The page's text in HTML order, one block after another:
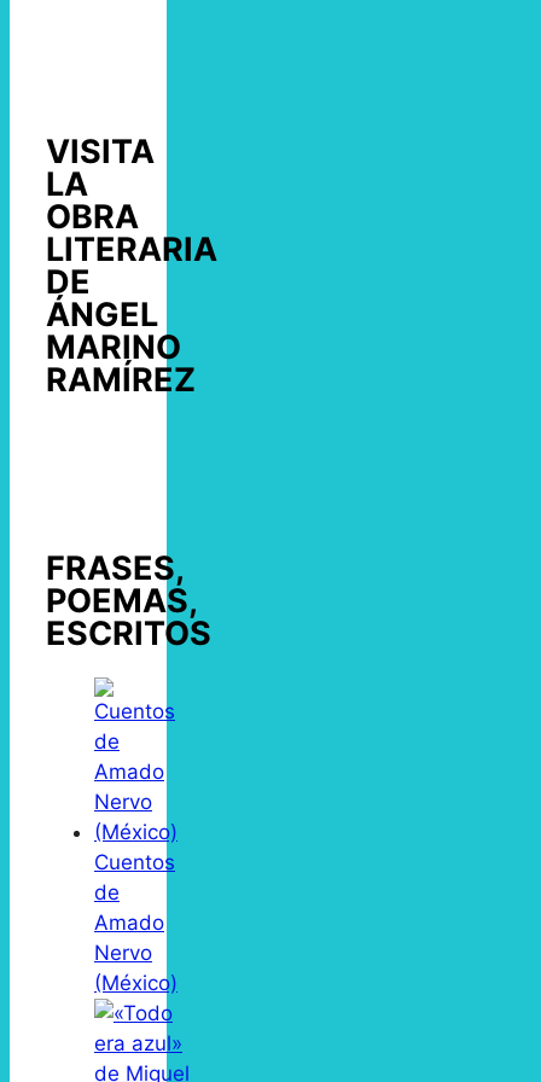
VISITA
LA
OBRA
LITERARIA
DE
ÁNGEL
MARINO
RAMÍREZ
FRASES,
POEMAS,
ESCRITOS
Cuentos
de
Amado
Nervo
(México)